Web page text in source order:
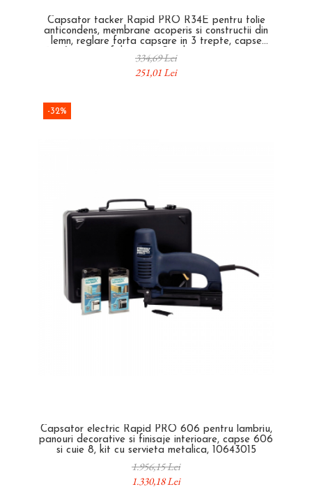
Capsator tacker Rapid PRO R34E pentru folie
anticondens, membrane acoperis si constructii din
lemn, reglare forta capsare in 3 trepte, capse
140/6-14 mm, fabricat in Suedia, 5 ani garantie,
10595721
334,69 Lei
251,01 Lei
-32%
Capsator electric Rapid PRO 606 pentru lambriu,
panouri decorative si finisaje interioare, capse 606
si cuie 8, kit cu servieta metalica, 10643015
1.956,15 Lei
1.330,18 Lei